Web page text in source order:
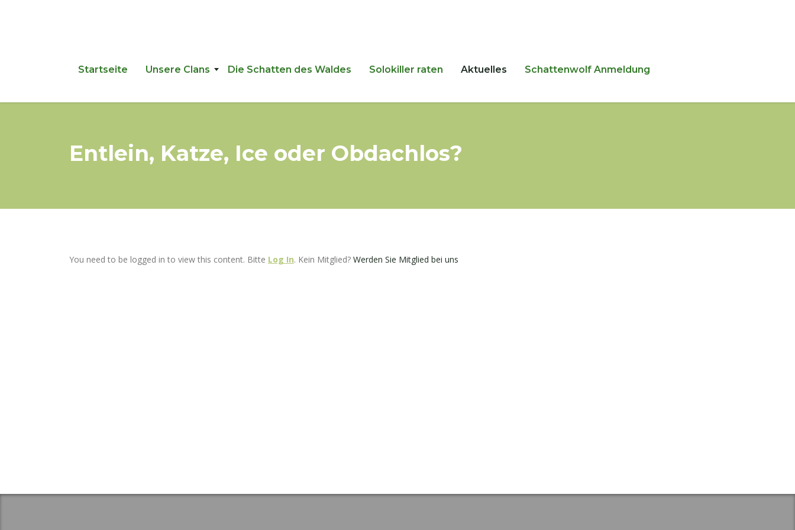
Startseite Unsere Clans Die Schatten des Waldes Solokiller raten Aktuelles Schattenwolf Anmeldung
Entlein, Katze, Ice oder Obdachlos?
You need to be logged in to view this content. Bitte Log In. Kein Mitglied? Werden Sie Mitglied bei uns